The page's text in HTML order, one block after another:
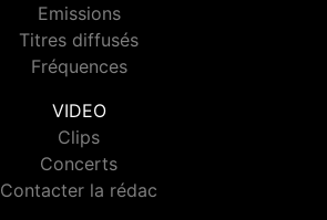
Emissions
Titres diffusés
Fréquences
VIDEO
Clips
Concerts
Contacter la rédac